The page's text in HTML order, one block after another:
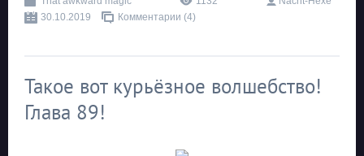
30.10.2019
Комментарии (4)
Такое вот курьёзное волшебство!
Глава 89!